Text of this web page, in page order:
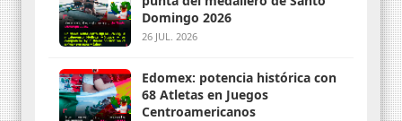
Domingo 2026
26 JUL. 2026
Edomex: potencia histórica con
68 Atletas en Juegos
Centroamericanos